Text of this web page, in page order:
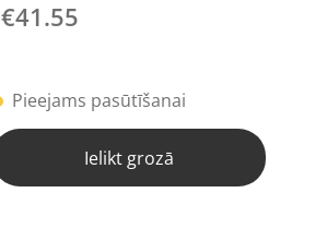
€41.55
Pieejams pasūtīšanai
Ielikt grozā